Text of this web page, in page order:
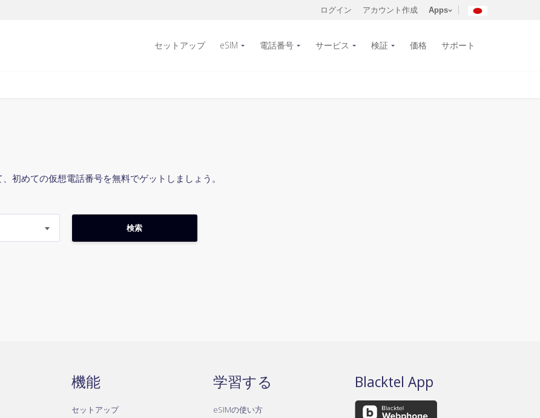
ログイン アカウント作成 Apps
セットアップ eSIM 電話番号 サービス 検証 価格 サポート
、初めての仮想電話番号を無料でゲットしましょう。
機能
セットアップ
学習する
eSIMの使い方
Blacktel App